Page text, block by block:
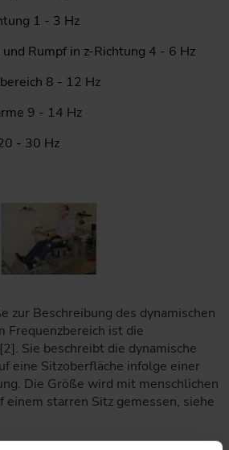
1 - 3 Hz
Rumpf in z-Richtung 4 - 6 Hz
8 - 12 Hz
9 - 14 Hz
- 30 Hz
zur Beschreibung des dynamischen
Frequenzbereich ist die
Sie beschreibt die dynamische
eine Sitzoberfläche infolge einer
Die Größe wird mit menschlichen
einem starren Sitz gemessen, siehe